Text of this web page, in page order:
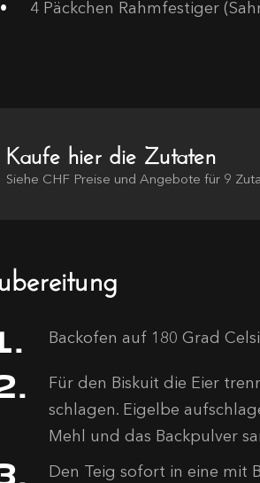
4 Päckchen Rahmfestiger
Kaufe hier die Zutaten
Siehe CHF Preise und Angebote für 9
Backofen auf 180 Grad
Für den Biskuit die Eier
schlagen. Eigelbe
Mehl und das Backpulver
Den Teig sofort in eine mit